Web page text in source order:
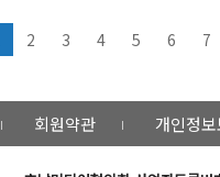
2 3 4 5 6 7
회원약관 개인정